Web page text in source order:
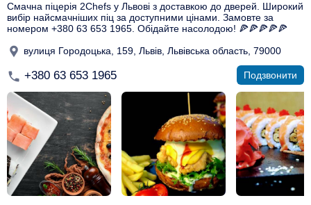
Смачна піцерія 2Chefs у Львові з доставкою до дверей. Широкий
вибір найсмачніших піц за доступними цінами. Замовте за
номером +380 63 653 1965. Обідайте насолодою! 🍕🍕🍕🍕🍕
вулиця Городоцька, 159, Львів, Львівська область, 79000
+380 63 653 1965 Подзвонити